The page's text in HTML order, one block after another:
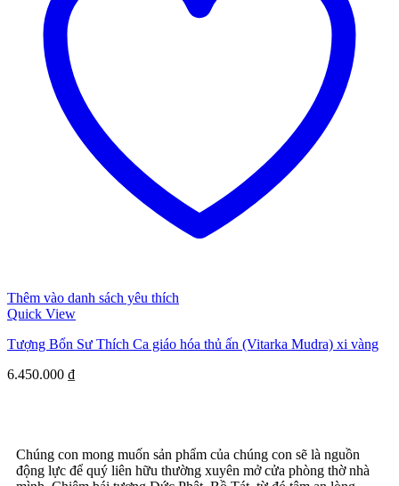
Thêm vào danh sách yêu thích
Quick View
Tượng Bổn Sư Thích Ca giáo hóa thủ ấn (Vitarka Mudra) xi vàng
6.450.000 ₫
Chúng con mong muốn sản phẩm của chúng con sẽ là nguồn
động lực để quý liên hữu thường xuyên mở cửa phòng thờ nhà